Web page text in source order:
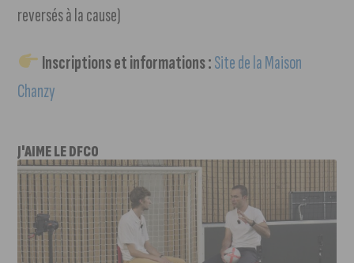
reversés à la cause)
Inscriptions et informations :Site de la Maison
Chanzy
J'AIME LE DFCO